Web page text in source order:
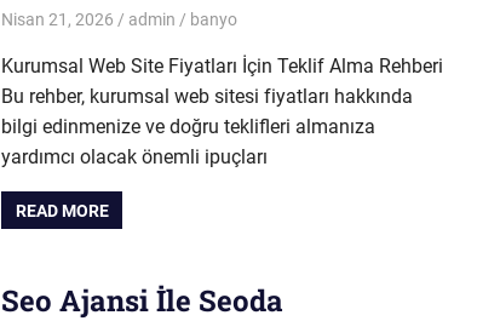
Nisan 21, 2026 admin banyo
Kurumsal Web Site Fiyatları İçin Teklif Alma Rehberi
Bu rehber, kurumsal web sitesi fiyatları hakkında
bilgi edinmenize ve doğru teklifleri almanıza
yardımcı olacak önemli ipuçları
READ MORE
Seo Ajansi İle Seoda